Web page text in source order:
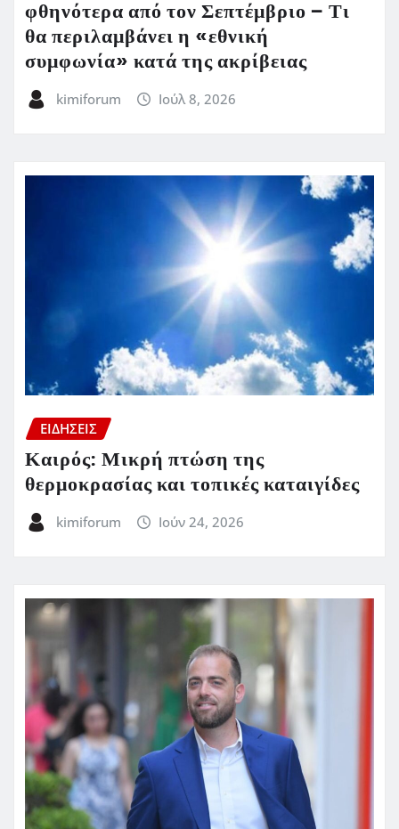
φθηνότερα από τον Σεπτέμβριο – Τι
θα περιλαμβάνει η «εθνική
συμφωνία» κατά της ακρίβειας
kimiforum Ιούλ 8, 2026
ΕΙΔΗΣΕΙΣ
Καιρός: Μικρή πτώση της
θερμοκρασίας και τοπικές καταιγίδες
kimiforum Ιούν 24, 2026